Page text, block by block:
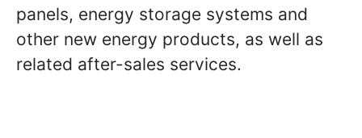
panels, energy storage systems and
other new energy products, as well as
related after-sales services.